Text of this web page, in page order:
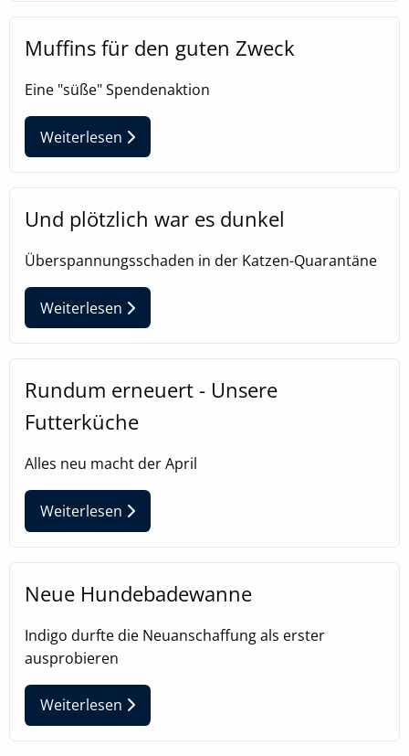
Muffins für den guten Zweck
Eine "süße" Spendenaktion
Weiterlesen
Und plötzlich war es dunkel
Überspannungsschaden in der Katzen-Quarantäne
Weiterlesen
Rundum erneuert - Unsere
Futterküche
Alles neu macht der April
Weiterlesen
Neue Hundebadewanne
Indigo durfte die Neuanschaffung als erster
ausprobieren
Weiterlesen
Zweck:
Speichert Ihre bevorzugten Einstellungen
Cookie Laufzeit:
6 Monate, 13 Monate